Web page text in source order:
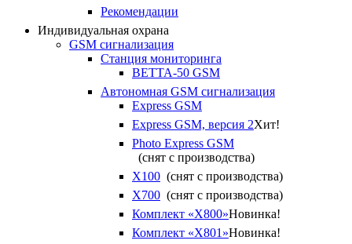
Рекомендации
Индивидуальная охрана
GSM сигнализация
Станция мониторинга
ВЕТТА-50 GSM
Автономная GSM сигнализация
Express GSM
Express GSM, версия 2Хит!
Photo Express GSM
(снят с производства)
X100 (снят с производства)
X700 (снят с производства)
Комплект «X800»Новинка!
Комплект «X801»Новинка!